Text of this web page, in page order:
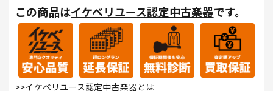
この商品はイケベリユース認定中古楽器です。
>>イケベリユース認定中古楽器とは